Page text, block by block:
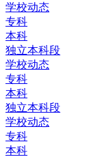
学校动态
专科
本科
独立本科段
学校动态
专科
本科
独立本科段
学校动态
专科
本科